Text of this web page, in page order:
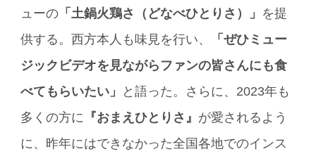
ューの 「土鍋火鶏さ（どなべひとりさ）」 を提
供する。西方本人も味見を行い、
「ぜひミュー
ジックビデオを見ながらファンの皆さんにも食
べてもらいたい」
と語った。さらに、2023年も
多くの方に
『おまえひとりさ』 が愛されるよう
に、昨年にはできなかった全国各地でのインス